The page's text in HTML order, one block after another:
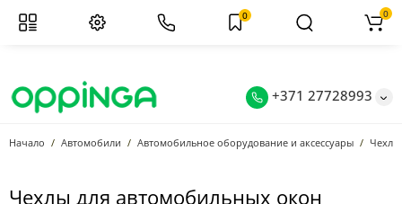
+371 27728993
0 0
Начало Автомобили Автомобильное оборудование и аксессуары
Чехлы для автомобильных окон